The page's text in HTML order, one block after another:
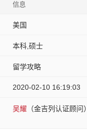
信息
美国
本科,硕士
留学攻略
2020-02-10 16:19:03
吴耀 （金吉列认证顾问）